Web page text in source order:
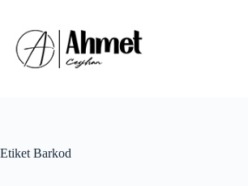
content
Etiket Barkod